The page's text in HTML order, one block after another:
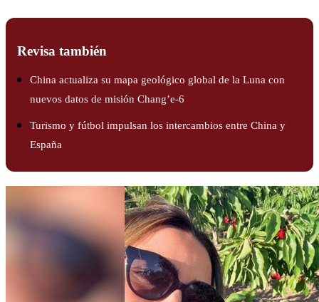
Revisa también
China actualiza su mapa geológico global de la Luna con
nuevos datos de misión Chang’e-6
Turismo y fútbol impulsan los intercambios entre China y
España